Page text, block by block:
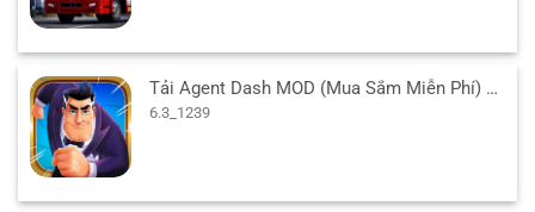
Tải Agent Dash MOD (Mua Sắm Miễn Phí) 6.3_1239 APK
6.3_1239